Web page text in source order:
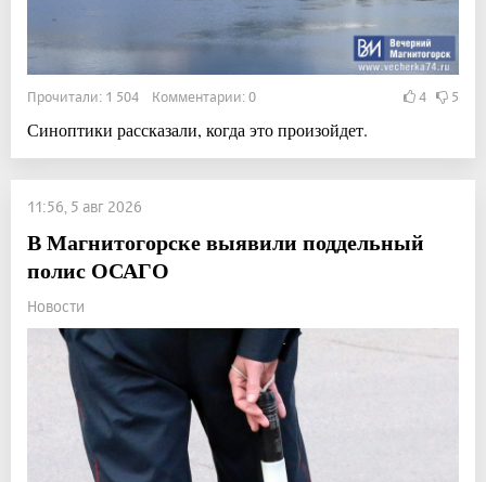
Прочитали: 1 504 Комментарии: 0 4 5
Синоптики рассказали, когда это произойдет.
11:56, 5 авг 2026
В Магнитогорске выявили поддельный
полис ОСАГО
Новости